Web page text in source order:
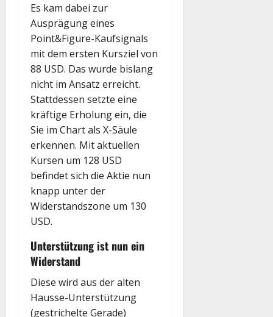
Es kam dabei zur
Ausprägung eines
Point&Figure-Kaufsignals
mit dem ersten Kursziel von
88 USD. Das wurde bislang
nicht im Ansatz erreicht.
Stattdessen setzte eine
kräftige Erholung ein, die
Sie im Chart als X-Säule
erkennen. Mit aktuellen
Kursen um 128 USD
befindet sich die Aktie nun
knapp unter der
Widerstandszone um 130
USD.
Unterstützung ist nun ein
Widerstand
Diese wird aus der alten
Hausse-Unterstützung
(gestrichelte Gerade)